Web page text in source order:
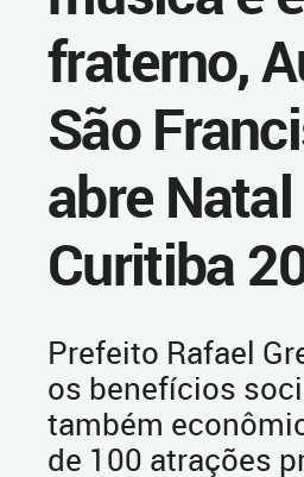
fraterno,
São
abre
Curitiba
Prefeito Rafael
os benefícios
também
de 100 atrações